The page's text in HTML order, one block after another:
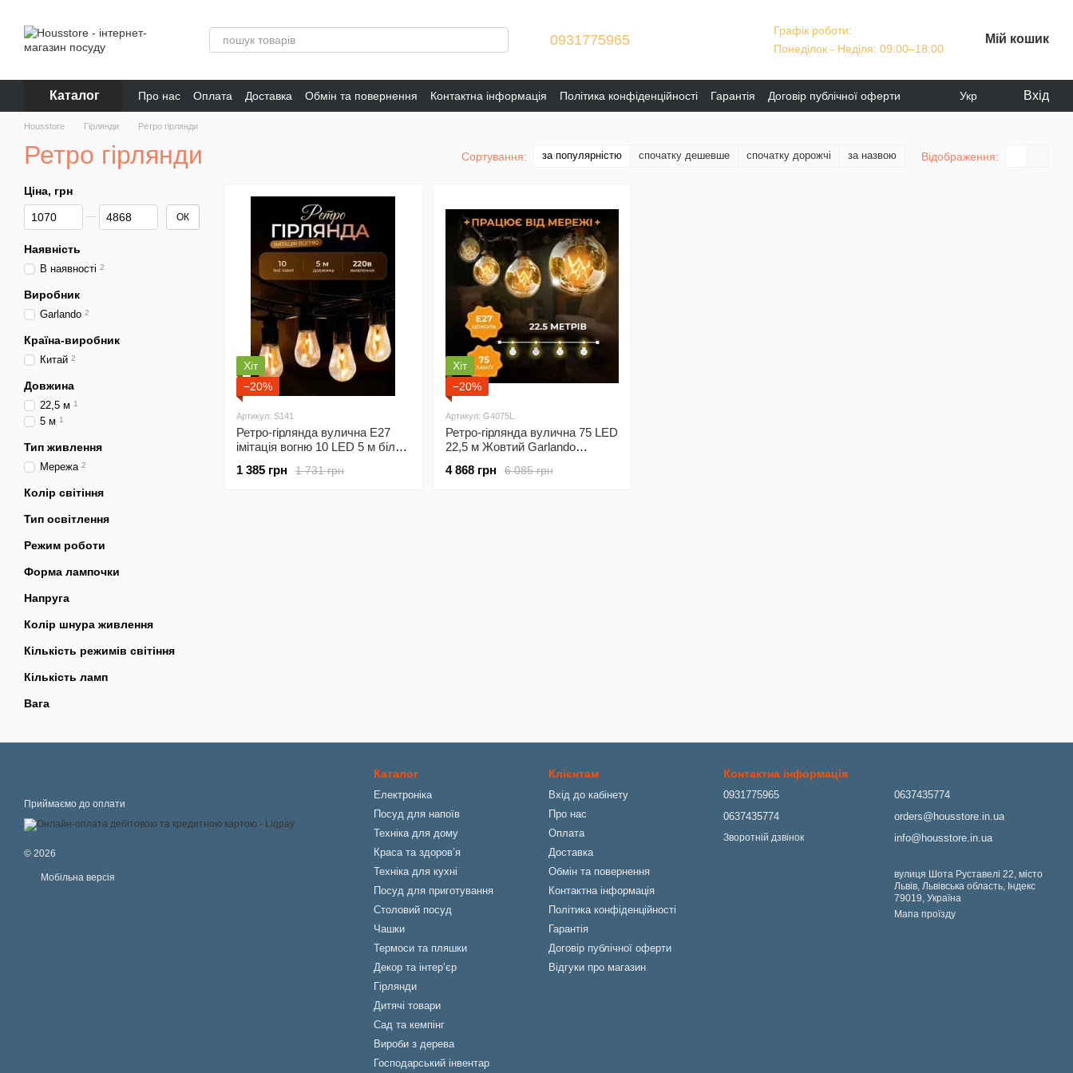
0931775965
Графік роботи:
Понеділок - Неділя: 09:00–18:00
Мій кошик
Каталог Про нас Оплата Доставка Обмін та повернення Контактна інформація Політика конфіденційності Гарантія
Договір публічної оферти
Відгуки про магазин
Укр Вхід
Housstore Гірлянди Ретро гірлянди
Ретро гірлянди Сортування: за популярністю спочатку дешевше спочатку дорожчі за назвою Відображення:
Хіт
−20%
Артикул: S141
Ретро-гірлянда вулична E27
імітація вогню 10 LED 5 м білий
1 731 грн
1 385 грн
Хіт
−20%
Артикул: G4075L
Ретро-гірлянда вулична 75 LED
22,5 м Жовтий Garlando
6 085 грн
4 868 грн
Ціна, грн
Від Ціна, грн
До Ціна, грн ОК
Наявність
В наявності 2
Виробник
Garlando 2
Країна-виробник
Китай 2
Довжина
22,5 м 1
5 м 1
Тип живлення
Мережа 2
Колір світіння
Тип освітлення
Режим роботи
Форма лампочки
Напруга
Колір шнура живлення
Кількість режимів світіння
Кількість ламп
Вага
Приймаємо до оплати
© 2026
Мобільна версія
Каталог
Електроніка
Посуд для напоїв
Техніка для дому
Краса та здоровʼя
Техніка для кухні
Посуд для приготування
Столовий посуд
Чашки
Термоси та пляшки
Декор та інтерʼєр
Гірлянди
Дитячі товари
Сад та кемпінг
Вироби з дерева
Господарський інвентар
Клієнтам
Вхід до кабінету
Про нас
Оплата
Доставка
Обмін та повернення
Контактна інформація
Політика конфіденційності
Гарантія
Договір публічної оферти
Відгуки про магазин
Контактна інформація
0931775965
0637435774
Зворотній дзвінок
0637435774
orders@housstore.in.ua
info@housstore.in.ua
вулиця Шота Руставелі 22, місто
Львів, Львівська область, Індекс
79019, Україна
Мапа проїзду